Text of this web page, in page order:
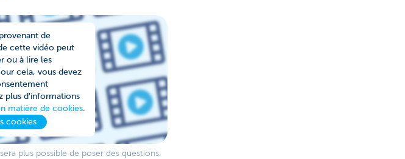
de
cette vidéo peut
ou à lire les
cela, vous devez
plus d'informations
matière de cookies.
cookies
plus possible de poser des questions.